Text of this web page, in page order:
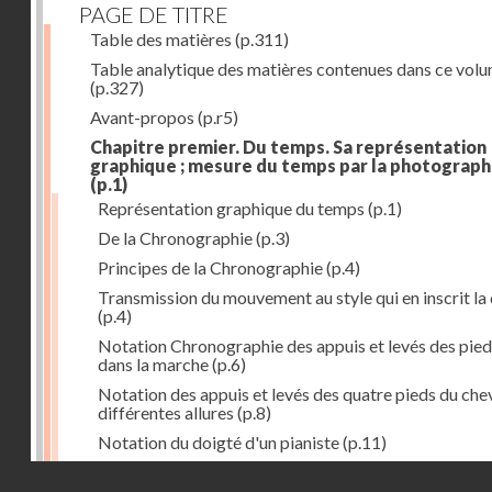
PAGE DE TITRE
Table des matières (p.311)
Table analytique des matières contenues dans ce
(p.327)
Avant-propos (p.r5)
Chapitre premier. Du temps. Sa représentation
graphique ; mesure du temps par la
(p.1)
Représentation graphique du temps (p.1)
De la Chronographie(p.3)
Principes de la Chronographie(p.4)
Transmission du mouvement au style qui en inscrit la
(p.4)
Notation Chronographie des appuis et levés des
dans la marche(p.6)
Notation des appuis et levés des quatre pieds du
différentes allures (p.8)
Notation du doigté d'un pianiste(p.11)